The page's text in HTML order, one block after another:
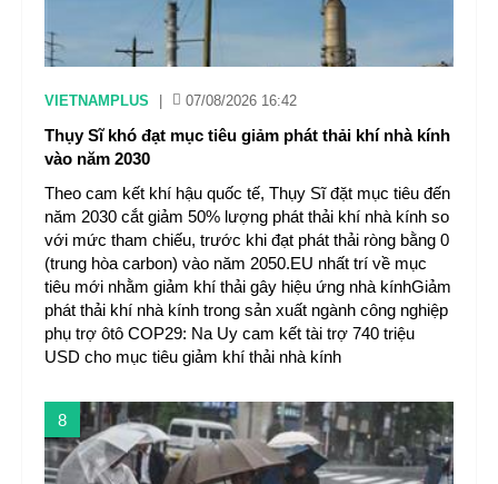
VIETNAMPLUS 07/08/2026 16:42
Thụy Sĩ khó đạt mục tiêu giảm phát thải khí nhà kính
vào năm 2030
Theo cam kết khí hậu quốc tế, Thụy Sĩ đặt mục tiêu đến
năm 2030 cắt giảm 50% lượng phát thải khí nhà kính so
với mức tham chiếu, trước khi đạt phát thải ròng bằng 0
(trung hòa carbon) vào năm 2050.EU nhất trí về mục
tiêu mới nhằm giảm khí thải gây hiệu ứng nhà kínhGiảm
phát thải khí nhà kính trong sản xuất ngành công nghiệp
phụ trợ ôtô COP29: Na Uy cam kết tài trợ 740 triệu
USD cho mục tiêu giảm khí thải nhà kính
8